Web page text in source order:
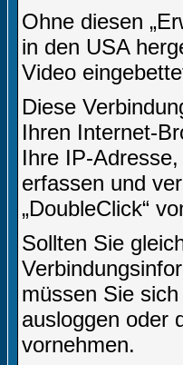
Ohne diesen
in den USA
Video
Diese
Ihren Internet-
Ihre IP-
erfassen und
„DoubleClick“
Sollten Sie
müssen Sie
ausloggen oder
vornehmen.